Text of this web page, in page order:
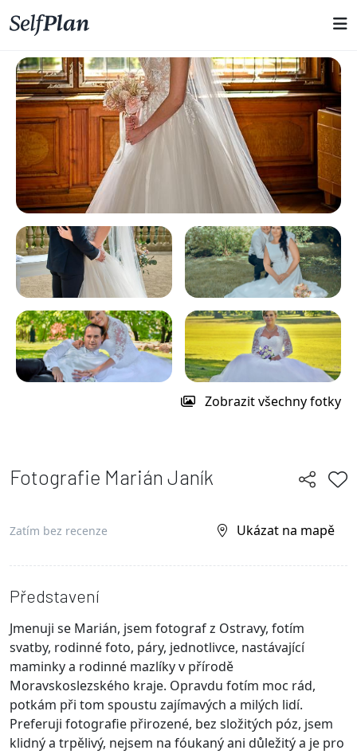
Zobrazit všechny fotky
Fotografie Marián Janík
Zatím bez recenze Ukázat na mapě
Představení
Jmenuji se Marián, jsem fotograf z Ostravy, fotím
svatby, rodinné foto, páry, jednotlivce, nastávající
maminky a rodinné mazlíky v přírodě
Moravskoslezského kraje. Opravdu fotím moc rád,
potkám při tom spoustu zajímavých a milých lidí.
Preferuji fotografie přirozené, bez složitých póz, jsem
klidný a trpělivý, nejsem na fóukaný ani důležitý a je pro